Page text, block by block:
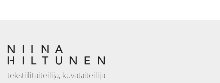
tekstiilitaiteilija, kuvataiteilija